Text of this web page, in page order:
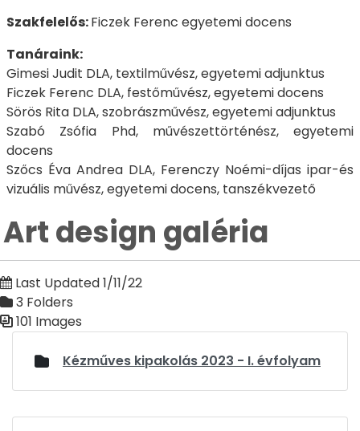
Szakfelelős:Ficzek Ferenc egyetemi docens
Tanáraink:
Gimesi Judit DLA, textilművész, egyetemi adjunktus
Ficzek Ferenc DLA, festőművész, egyetemi docens
Sörös Rita DLA, szobrászművész, egyetemi adjunktus
Szabó Zsófia Phd, művészettörténész, egyetemi
docens
Szőcs Éva Andrea DLA, Ferenczy Noémi-díjas ipar-és
vizuális művész, egyetemi docens, tanszékvezető
Art design galéria
Last Updated 1/11/22
3 Folders
101 Images
Kézműves kipakolás 2023 - I. évfolyam